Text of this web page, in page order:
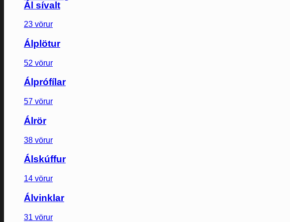
Ál sívalt
23 vörur
Álplötur
52 vörur
Álprófílar
57 vörur
Álrör
38 vörur
Álskúffur
14 vörur
Álvinklar
31 vörur